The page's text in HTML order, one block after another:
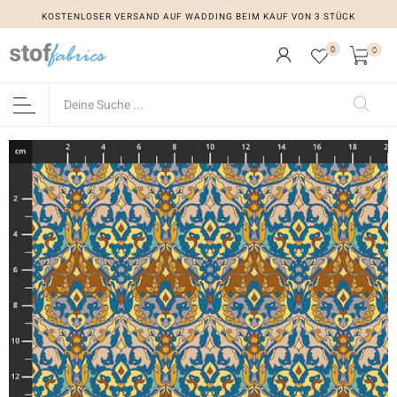
KOSTENLOSER VERSAND AUF WADDING BEIM KAUF VON 3 STÜCK
0 0